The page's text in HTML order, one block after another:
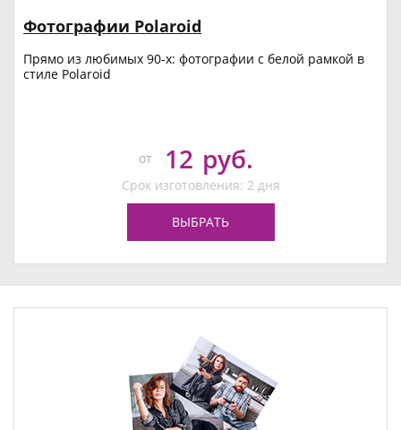
Фотографии Polaroid
Прямо из любимых 90-х: фотографии с белой рамкой в
стиле Polaroid
от 12 руб.
Срок изготовления: 2 дня
ВЫБРАТЬ